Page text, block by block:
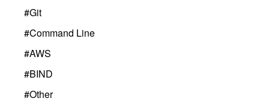
#Git
#Command Line
#AWS
#BIND
#Other